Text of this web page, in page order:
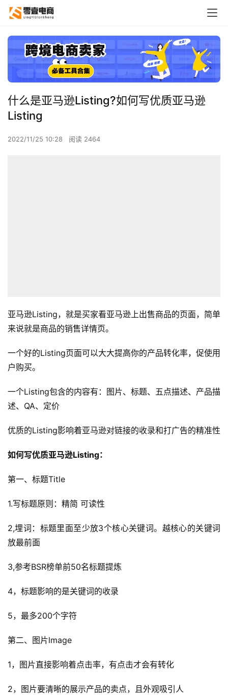
什么是亚马逊Listing?如何写优质亚马逊
Listing
2022/11/25 10:28 阅读 2464
亚马逊Listing，就是买家看亚马逊上出售商品的页面，简单
来说就是商品的销售详情页。
一个好的Listing页面可以大大提高你的产品转化率，促使用
户购买。
一个Listing包含的内容有：图片、标题、五点描述、产品描
述、QA、定价
优质的Listing影响着亚马逊对链接的收录和打广告的精准性
如何写优质亚马逊Listing：
第一、标题Title
1.写标题原则：精简 可读性
2,埋词：标题里面至少放3个核心关键词。越核心的关键词
放最前面
3,参考BSR榜单前50名标题提炼
4，标题影响的是关键词的收录
5，最多200个字符
第二、图片lmage
1，图片直接影响着点击率，有点击才会有转化
2，图片要清晰的展示产品的卖点，且外观吸引人